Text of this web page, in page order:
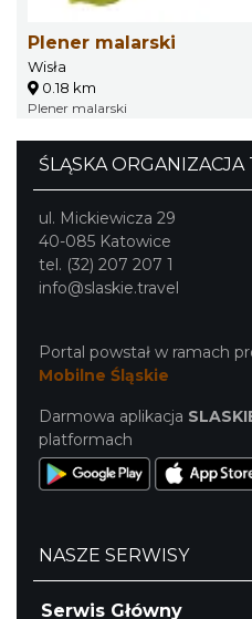
Plener malarski
Wisła
0.18 km
Plener malarski
ŚLĄSKA ORGANIZACJA
ul. Mickiewicza 29
40-085 Katowice
tel. (32) 207 207 1
info@slaskie.travel
Portal powstał w ramach
Mobilne Śląskie
Darmowa aplikacja
platformach
NASZE SERWISY
Serwis Główny